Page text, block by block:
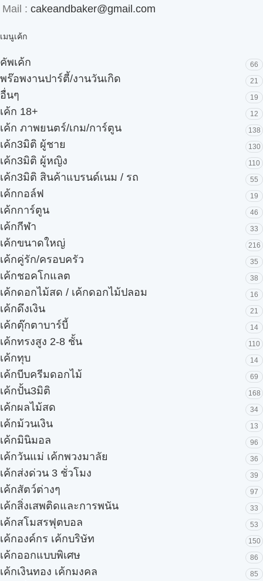
Mail : cakeandbaker@gmail.com
เมนูเค้ก
คัพเค้ก 66
พร๊อพงานปาร์ตี้/งานวันเกิด 21
อื่นๆ 19
เค้ก 18+ 12
เค้ก ภาพยนตร์/เกม/การ์ตูน 138
เค้ก3มิติ ผู้ชาย 130
เค้ก3มิติ ผู้หญิง 110
เค้ก3มิติ สินค้าแบรนด์เนม / รถ 55
เค้กกอล์ฟ 19
เค้กการ์ตูน 46
เค้กกีฬา 33
เค้กขนาดใหญ่ 216
เค้กคู่รัก/ครอบครัว 35
เค้กชอคโกแลต 38
เค้กดอกไม้สด / เค้กดอกไม้ปลอม 16
เค้กดึงเงิน 21
เค้กตุ๊กตาบาร์บี้ 14
เค้กทรงสูง 2-8 ชั้น 110
เค้กทุบ 14
เค้กบีบครีมดอกไม้ 69
เค้กปั้น3มิติ 168
เค้กผลไม้สด 34
เค้กม้วนเงิน 13
เค้กมินิมอล 96
เค้กวันแม่ เค้กพวงมาลัย 36
เค้กส่งด่วน 3 ชั่วโมง 39
เค้กสัตว์ต่างๆ 97
เค้กสิ่งเสพติดและการพนัน 33
เค้กสโมสรฟุตบอล 53
เค้กองค์กร เค้กบริษัท 150
เค้กออกแบบพิเศษ 86
เค้กเงินทอง เค้กมงคล 85